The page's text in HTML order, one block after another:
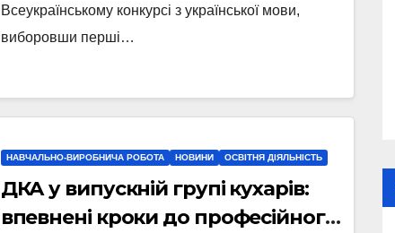
Всеукраїнському конкурсі з української мови,
виборовши перші…
НАВЧАЛЬНО-ВИРОБНИЧА РОБОТА НОВИНИ ОСВІТНЯ ДІЯЛЬНІСТЬ
ДКА у випускній групі кухарів:
впевнені кроки до професійного